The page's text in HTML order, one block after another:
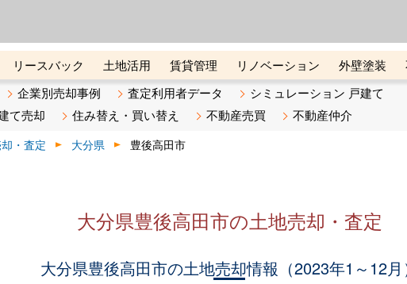
リースバック 土地活用 賃貸管理 リノベーション 外壁塗装
オンライン講座 リビンマガジンBiz 不動産売却ご相談デスク
企業別売却事例 査定利用者データ
シミュレーション 戸建て
て売却 住み替え・買い替え 不動産売買 不動産仲介
・査定 大分県 豊後高田市
大分県豊後高田市の土地売却・査定
大分県豊後高田市の土地売却情報（2023年1～12月